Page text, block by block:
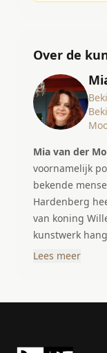
Over de
Mia van der
voornamelijk
bekende mensen. In opdracht van de
Hardenberg
van koning
kunstwerk
gemeentehuis. In het dagelijkse leven geeft ze les
Lees meer